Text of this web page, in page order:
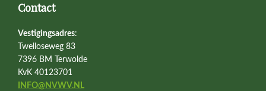
Contact
Vestigingsadres:
Twelloseweg 83
7396 BM Terwolde
KvK 40123701
INFO@NVWV.NL